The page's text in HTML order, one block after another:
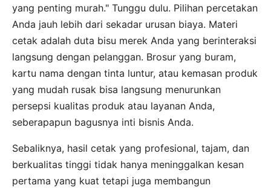
yang penting murah." Tunggu dulu. Pilihan percetakan
Anda jauh lebih dari sekadar urusan biaya. Materi
cetak adalah duta bisu merek Anda yang berinteraksi
langsung dengan pelanggan. Brosur yang buram,
kartu nama dengan tinta luntur, atau kemasan produk
yang mudah rusak bisa langsung menurunkan
persepsi kualitas produk atau layanan Anda,
seberapapun bagusnya inti bisnis Anda.
Sebaliknya, hasil cetak yang profesional, tajam, dan
berkualitas tinggi tidak hanya meninggalkan kesan
pertama yang kuat tetapi juga membangun